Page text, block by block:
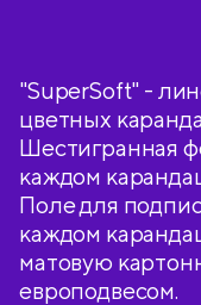
"SuperSoft" -
цветных
Шестигранная
каждом
Поле для
каждом
матовую
европодвесом.